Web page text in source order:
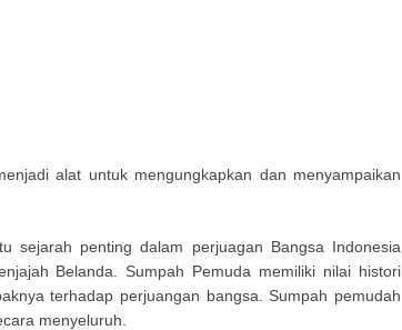
alat untuk mengungkapkan dan menyampaikan
sejarah penting dalam perjuagan Bangsa Indonesia
Belanda. Sumpah Pemuda memiliki nilai histori
terhadap perjuangan bangsa. Sumpah pemudah
menyeluruh.